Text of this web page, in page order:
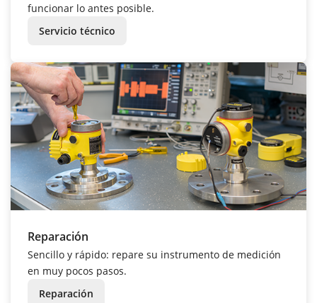
funcionar lo antes posible.
Servicio técnico
Reparación
Sencillo y rápido: repare su instrumento de medición
en muy pocos pasos.
Reparación